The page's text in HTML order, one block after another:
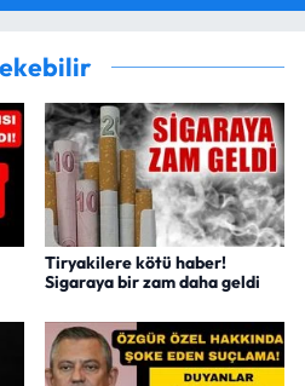
Tiryakilere kötü haber!
Sigaraya bir zam daha geldi